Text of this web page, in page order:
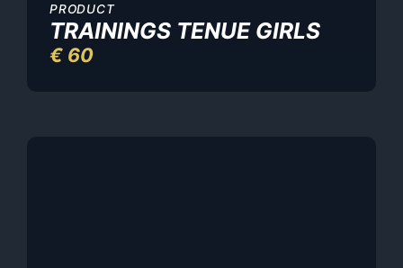
PRODUCT
TRAININGS TENUE GIRLS
€ 60